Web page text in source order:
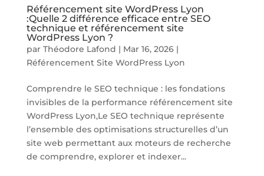
Référencement site WordPress Lyon
:Quelle 2 différence efficace entre SEO
technique et référencement site
WordPress Lyon ?
par Théodore Lafond | Mar 16, 2026|
Référencement Site WordPress Lyon
Comprendre le SEO technique : les fondations
invisibles de la performance référencement site
WordPress Lyon,Le SEO technique représente
l’ensemble des optimisations structurelles d’un
site web permettant aux moteurs de recherche
de comprendre, explorer et indexer...